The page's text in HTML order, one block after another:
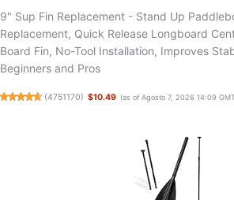
9" Sup Fin Replacement - Stand Up
Replacement, Quick Release Longboard
Board Fin, No-Tool Installation, Improves
Beginners and Pros
(4751170) $10.49 (as of Agosto 7, 2026 14:09